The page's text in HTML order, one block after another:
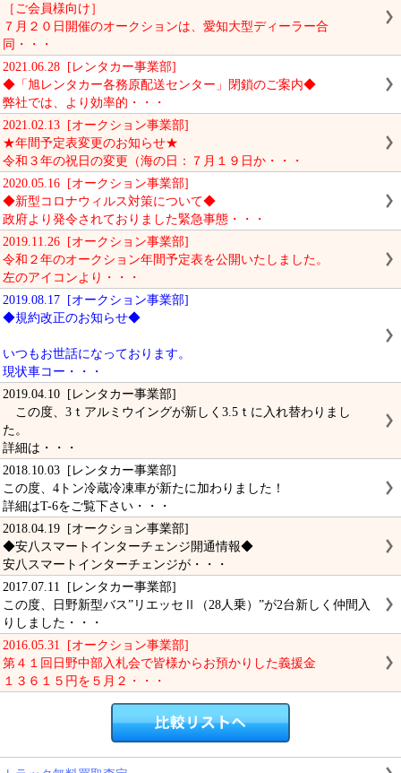
［ご会員様向け］
７月２０日開催のオークションは、愛知大型ディーラー合
同・・・
2021.06.28 [レンタカー事業部]
◆「旭レンタカー各務原配送センター」閉鎖のご案内◆
弊社では、より効率的・・・
2021.02.13 [オークション事業部]
★年間予定表変更のお知らせ★
令和３年の祝日の変更（海の日：７月１９日か・・・
2020.05.16 [オークション事業部]
◆新型コロナウィルス対策について◆
政府より発令されておりました緊急事態・・・
2019.11.26 [オークション事業部]
令和２年のオークション年間予定表を公開いたしました。
左のアイコンより・・・
2019.08.17 [オークション事業部]
◆規約改正のお知らせ◆
いつもお世話になっております。
現状車コー・・・
2019.04.10 [レンタカー事業部]
この度、3ｔアルミウイングが新しく3.5ｔに入れ替わりまし
た。
詳細は・・・
2018.10.03 [レンタカー事業部]
この度、4トン冷蔵冷凍車が新たに加わりました！
詳細はT-6をご覧下さい・・・
2018.04.19 [オークション事業部]
◆安八スマートインターチェンジ開通情報◆
安八スマートインターチェンジが・・・
2017.07.11 [レンタカー事業部]
この度、日野新型バス”リエッセⅡ（28人乗）”が2台新しく仲間入
りしました・・・
2016.05.31 [オークション事業部]
第４１回日野中部入札会で皆様からお預かりした義援金
１３６１５円を５月２・・・